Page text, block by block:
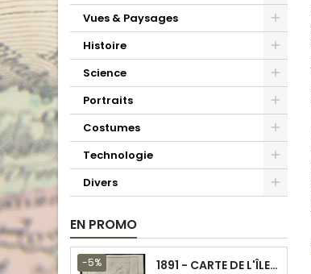
Vues & Paysages
Histoire
Science
Portraits
Costumes
Technologie
Divers
EN PROMO
-5% 1891 - CARTE DE L'ÎLE DE BORNÉO